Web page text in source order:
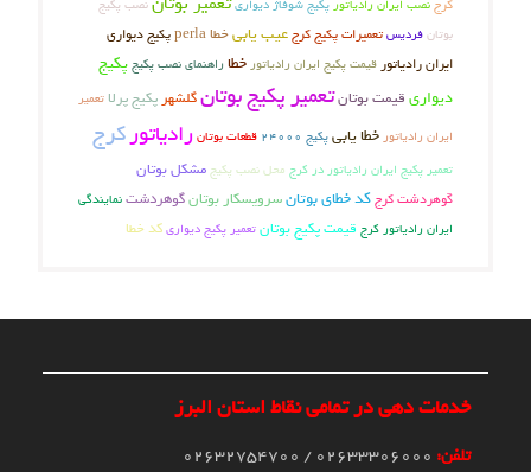
کرج نصب ایران رادیاتور پکیج شوفاژ دیواری
نصب پکیج
بوتانفردیستعمیرات پکیج کرجعیب یابیخطا perla
پکیج دیواری
ایران رادیاتور قیمت پکیج ایران رادیاتورخطا راهنمای نصب پکیجپکیج
دیواری قیمت بوتانتعمیر پکیج بوتانگلشهرپکیج پرلا تعمیر
ایران رادیاتورخطا یابی پکیج 24000 قطعات بوتان رادیاتورکرج
تعمیر پکیج ایران رادیاتور در کرج محل نصب پکیجمشکل بوتان
گوهردشت کرجکد خطای بوتانسرویسکار بوتانگوهردشتنمایندگی
ایران رادیاتور کرج قیمت پکیج بوتانتعمیر پکیج دیواریکد خطا
خدمات دهی در تمامی نقاط استان البرز
تلفن: